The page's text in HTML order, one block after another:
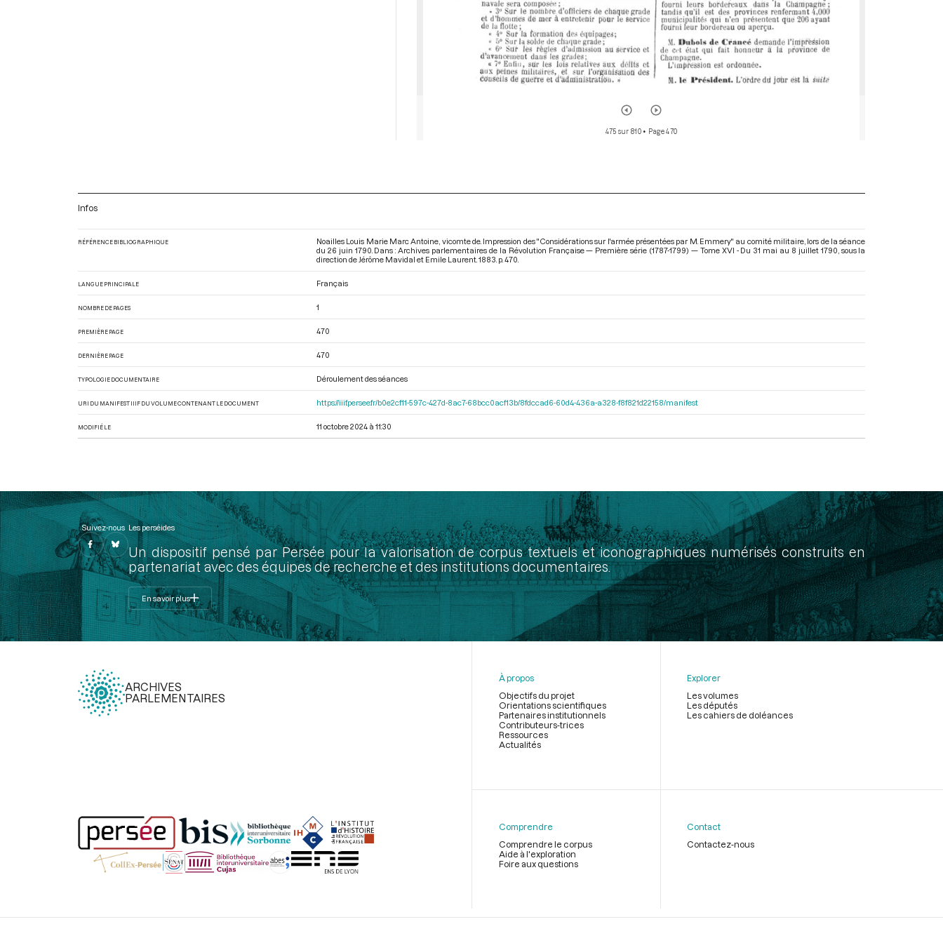
475 sur 810• Page 470
Infos
RÉFÉRENCE BIBLIOGRAPHIQUE
Noailles Louis Marie Marc Antoine, vicomte de. Impression des "Considérations sur l'armée présentées par M. Emmery" au comité militaire, lors de la séance
du 26 juin 1790. Dans : Archives parlementaires de la Révolution Française — Première série (1787-1799) — Tome XVI - Du 31 mai au 8 juillet 1790 , sous la
direction de Jérôme Mavidal et Emile Laurent. 1883. p. 470.
LANGUE PRINCIPALE Français
NOMBRE DE PAGES 1
PREMIÈRE PAGE 470
DERNIÈRE PAGE 470
TYPOLOGIE DOCUMENTAIRE Déroulement des séances
URI DU MANIFEST IIIF DU VOLUME CONTENANT LE DOCUMENT https://iiif.persee.fr/b0e2cf11-597c-427d-8ac7-68bcc0acf13b/8fdccad6-60d4-436a-a328-f8f821d22158/manifest
MODIFIÉ LE 11 octobre 2024 à 11:30
Suivez-nous Les perséides
Un dispositif pensé par Persée pour la valorisation de corpus textuels et iconographiques numérisés construits en
partenariat avec des équipes de recherche et des institutions documentaires.
En savoir plus
ARCHIVES
PARLEMENTAIRES
page
À propos
Objectifs du projet
Orientations scientifiques
Partenaires institutionnels
Contributeurs-trices
Ressources
Actualités
Explorer
Les volumes
Les députés
Les cahiers de doléances
Comprendre
Comprendre le corpus
Aide à l'exploration
Foire aux questions
Contact
Contactez-nous
Légal